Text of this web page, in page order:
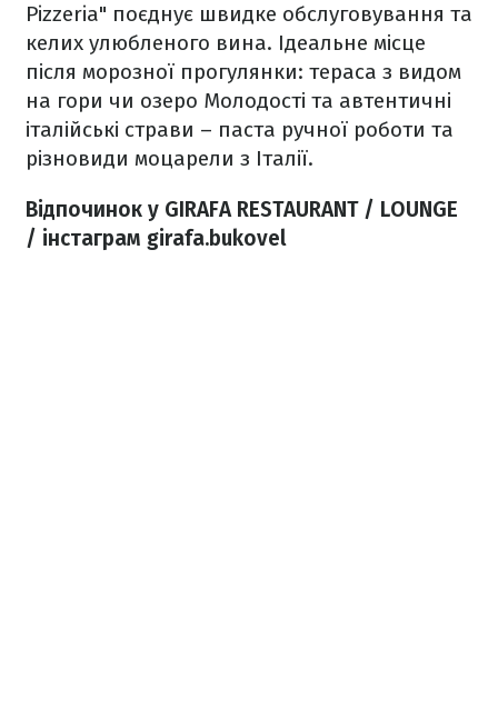
Pizzeria" поєднує швидке обслуговування та
келих улюбленого вина. Ідеальне місце
після морозної прогулянки: тераса з видом
на гори чи озеро Молодості та автентичні
італійські страви – паста ручної роботи та
різновиди моцарели з Італії.
Відпочинок у GIRAFA RESTAURANT / LOUNGE
/ інстаграм girafa.bukovel